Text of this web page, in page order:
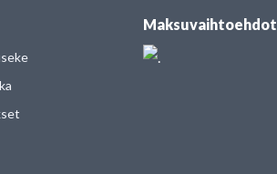
Maksuvaihtoehdot